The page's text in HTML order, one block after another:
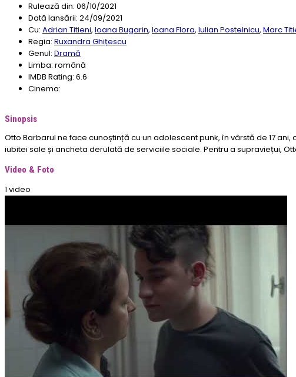
Rulează din: 06/10/2021
Dată lansării: 24/09/2021
Cu: Adrian Titieni, Ioana Bugarin, Ioana Flora, Iulian Postelnicu, Marc
Regia: Ruxandra Ghițescu
Genul: Dramă
Limba: română
IMDB Rating: 6.6
Cinema:
Sinopsis
Otto Barbarul ne face cunoștință cu un adolescent punk, în vârstă de 17
iubitei sale și ancheta derulată de serviciile sociale. Pentru a supraviețui,
Video & Foto
1 video